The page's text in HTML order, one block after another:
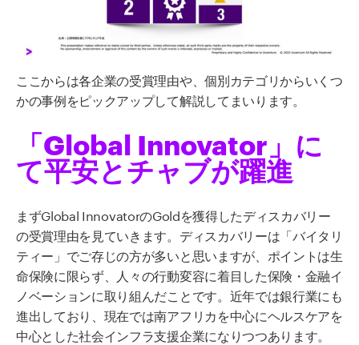
ここからは各企業の受賞理由や、個別カテゴリからいくつ
かの事例をピックアップして解説してまいります。
「Global Innovator」に
て平安とチャブが躍進
まずGlobal InnovatorのGoldを獲得したディスカバリー
の受賞理由を見ていきます。ディスカバリーは「バイタリ
ティー」でご存じの方が多いと思いますが、ポイントは生
命保険に限らず、人々の行動変容に着目した保険・金融イ
ノベーションに取り組んだことです。近年では銀行業にも
進出しており、現在では南アフリカを中心にヘルスケアを
中心とした社会インフラ支援企業になりつつあります。